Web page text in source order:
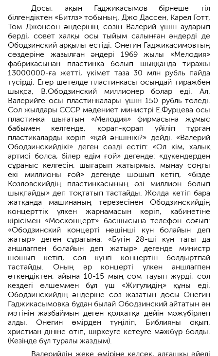
Досы, ақын Гаджикасымов бірнеше тіл
білгендіктен «Битлз» тобының, Джо Дассен, Карел Готт,
Том Джонсон әндерінің сөзін Валерий үшін аударып
берді, совет халқы осы тыйым салынған әндерді де
Ободзинский арқылы естіді. Онегин Гаджикасимовтың
сөздеріне жазылған әндері 1969 жылы «Мелодия»
фабрикасынан пластинка болып шыққанда тиражы
13000000-ға жетті, үкімет таза 30 млн рубль пайда
түсірді. Егер шетелде пластинкасы осындай тиражбен
шықса, В.Ободзинский миллионер болар еді. Ал,
Валерийге осы пластинкалары үшін 150 рубль төледі.
Сол жылдары СССР мәдениет министрі Е.Фурцева осы
пластинка шығатын «Мелодия» фирмасына жұмыс
бабымен келгенде, қорап-қорап үйіліп тұрған
пластикаларды көріп «қай әншінікі?» дейді. «Валерий
Ободзинскийдікі» деген сөзді естіп: «Ол кім, халық
артисі болса, білер едім ғой» дегенде: «дүкендерден
сұраныс келгесін, шығарып жатырмыз, мынау соңғы
екі миллионы ғой» дегенде шошып кетіп, «бізде
Козловскийдің пластинкасының өзі миллион болып
шықпайды» деп тоқтатып тастайды. Жолда кетіп бара
жатқанда машинаның терезесінен Ободзинскийдің
концерттік үлкен жарнамасын көріп, кабинетіне
кірісімен «Москонцерт» басшысына телефон соғып:
«Ободзинский концерті нешінші күн болайын деп
жатыр» деген сұрағына: «Бүгін 28-ші күн тағы да
аншлагпен болайын деп жатыр» дегенде министр
шошып кетіп, сол күнгі концертін болдыртпай
тастайды. Оның әр концерті үлкен аншлагпен
өткендіктен, айына 10-15 мың сом тауып жүрді, сол
кездегі өлшеммен бұл үш «Жигулидің» құны еді.
Ободзинскийдің әндеріне сөз жазатын досы Онегин
Гаджикасымовқа бұдан былай Ободзинский айтатын ән
мәтінін жазбаймын деген қолхатқа дейін мәжүбірлеп
алды. Онегин өмірден түңіліп, Библияны оқып,
христиан дініне өтіп, шіркеуге кетеуге мәжбүр болды.
(Кезінде бұл туралы жаздым).
Валерийдің жеке өміріне келсек, алғашқы әйелі